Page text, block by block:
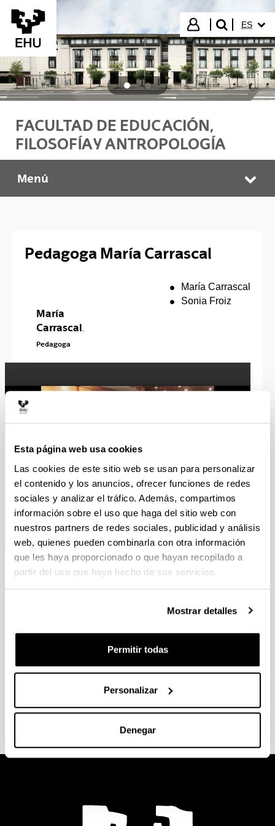
Esta página web usa cookies
Las cookies de este sitio web se usan para personalizar
el contenido y los anuncios, ofrecer funciones de redes
sociales y analizar el tráfico. Además, compartimos
información sobre el uso que haga del sitio web con
nuestros partners de redes sociales, publicidad y análisis
web, quienes pueden combinarla con otra información
que les haya proporcionado o que hayan recopilado a
partir del uso que haya hecho de sus servicios.
Mostrar detalles
Permitir todas
Personalizar
Denegar
Saltar al contenido principal
Iniciar sesión
buscar"
ES
FACULTAD DE EDUCACIÓN,
FILOSOFÍA Y ANTROPOLOGÍA
Facultad HEFA
Menú
Pedagoga María Carrascal
María Carrascal
Sonia Froiz
María
Carrascal
Pedagoga
AREA:
Formación y
Espacio
Profesional:
Formación
Emana